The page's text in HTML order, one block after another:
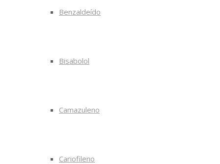
Benzaldeído
Bisabolol
Camazuleno
Cariofileno